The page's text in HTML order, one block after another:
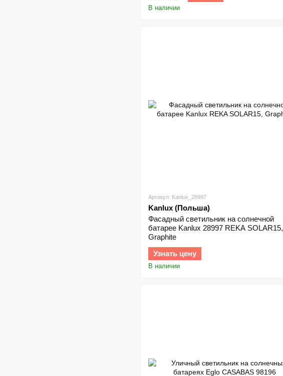
В наличии
Артикул: Kanlux_28997
Kanlux (Польша)
Фасадный светильник на солнечной
батарее Kanlux 28997 REKA SOLAR15,
Graphite
Узнать цену
В наличии